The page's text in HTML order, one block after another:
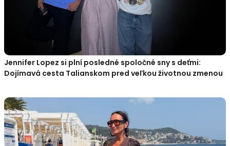
Jennifer Lopez si plní posledné spoločné sny s deťmi:
Dojímavá cesta Talianskom pred veľkou životnou zmenou